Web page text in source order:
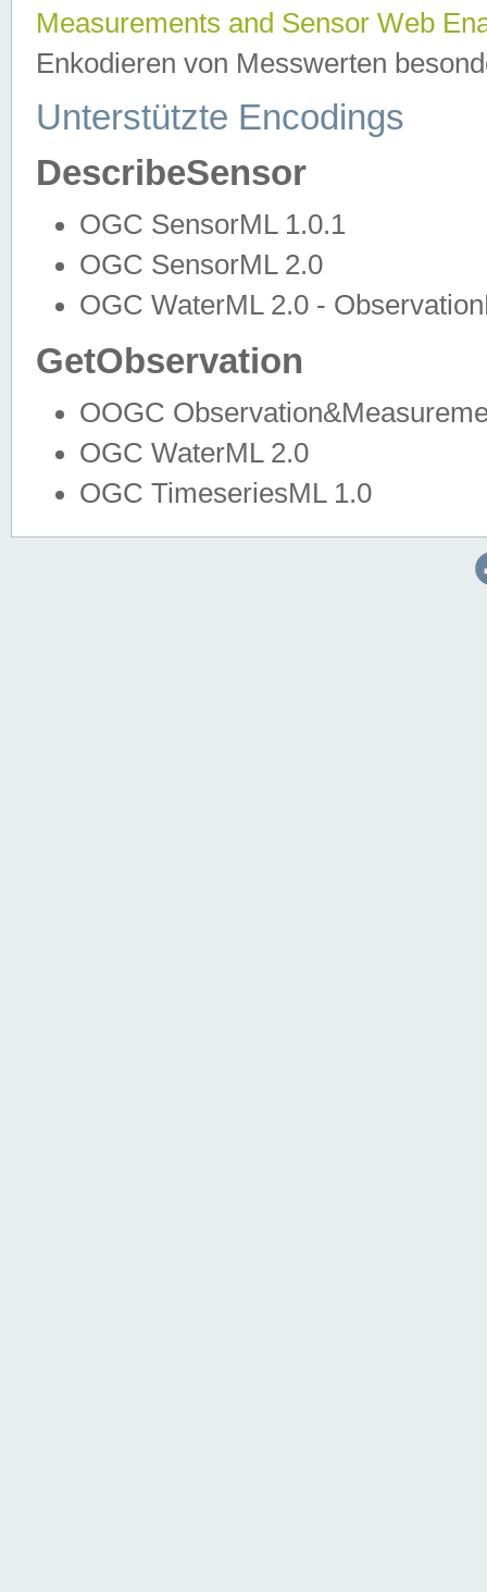
Measurements and Sensor Web
Enkodieren von Messwerten
Unterstützte Encodings
DescribeSensor
OGC SensorML 1.0.1
OGC SensorML 2.0
OGC WaterML 2.0 -
GetObservation
OOGC
OGC WaterML 2.0
OGC TimeseriesML 1.0